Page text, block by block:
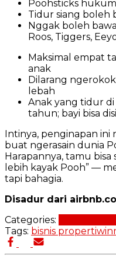
Poohsticks
Tidur siang boleh
Nggak boleh
Roos, Tiggers,
Maksimal empat
anak
Dilarang
lebah
Anak yang tidur
tahun; bayi bisa
Intinya, penginapan ini
buat ngerasain dunia
Harapannya, tamu bisa
lebih kayak Pooh” —
tapi bahagia.
Disadur dari
Categories:
Tags: bisnis properti